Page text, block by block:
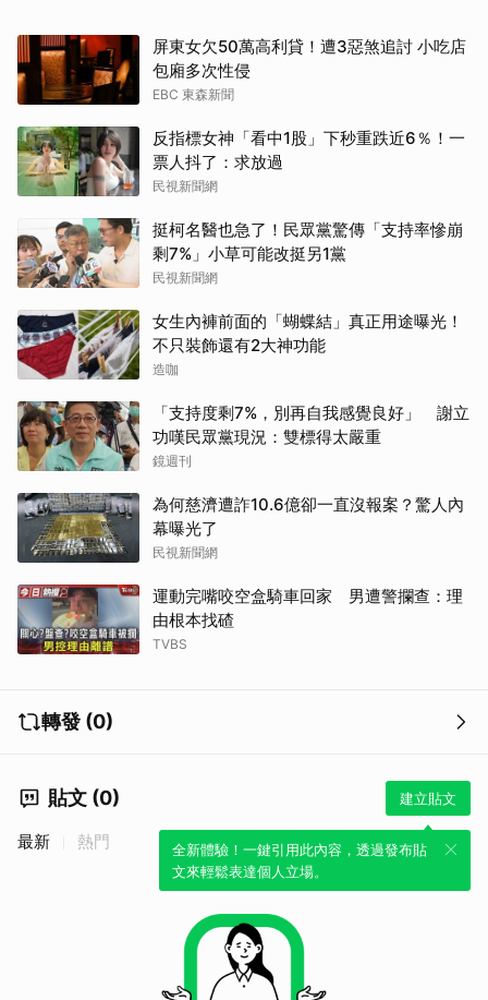
屏東女欠50萬高利貸！遭3惡煞追討 小吃店
包廂多次性侵
EBC 東森新聞
反指標女神「看中1股」下秒重跌近6％！一
票人抖了：求放過
民視新聞網
挺柯名醫也急了！民眾黨驚傳「支持率慘崩
剩7%」小草可能改挺另1黨
民視新聞網
女生內褲前面的「蝴蝶結」真正用途曝光！
不只裝飾還有2大神功能
造咖
「支持度剩7%，別再自我感覺良好」 謝立
功嘆民眾黨現況：雙標得太嚴重
鏡週刊
為何慈濟遭詐10.6億卻一直沒報案？驚人內
幕曝光了
民視新聞網
運動完嘴咬空盒騎車回家 男遭警攔查：理
由根本找碴
TVBS
轉發 (0)
貼文 (0) 建立貼文
全新體驗！一鍵引用此內容，透過發布貼
文來輕鬆表達個人立場。
最新 熱門
取消